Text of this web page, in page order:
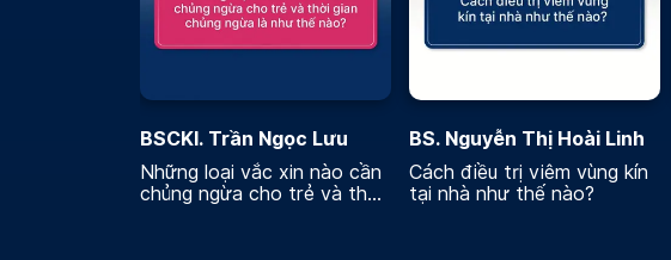
BSCKI. Trần Ngọc Lưu
Những loại vắc xin nào cần
chủng ngừa cho trẻ và thời
BS. Nguyễn Thị Hoài Linh
Cách điều trị viêm vùng kín
tại nhà như thế nào?